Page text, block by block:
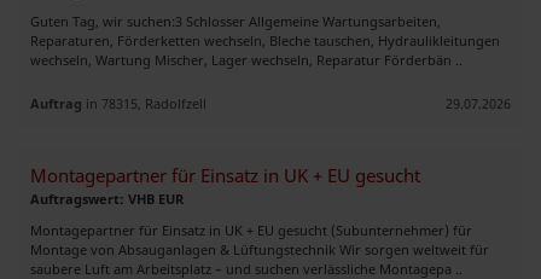
Guten Tag, wir suchen:3 Schlosser Allgemeine Wartungsarbeiten,
Reparaturen, Förderketten wechseln, Bleche tauschen, Hydraulikleitungen
wechseln, Wartung Mischer, Lager wechseln, Reparatur Förderbän ..
Auftrag in 78315, Radolfzell 29.07.2026
Montagepartner für Einsatz in UK + EU gesucht
Auftragswert: VHB EUR
Montagepartner für Einsatz in UK + EU gesucht (Subunternehmer) für
Montage von Absauganlagen & Lüftungstechnik Wir sorgen weltweit für
saubere Luft am Arbeitsplatz – und suchen verlässliche Montagepa ..